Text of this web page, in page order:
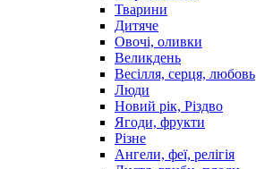
Тварини
Дитяче
Овочі, оливки
Великдень
Весілля, серця, любовь
Люди
Новий рік, Різдво
Ягоди, фрукти
Різне
Ангели, феї, релігія